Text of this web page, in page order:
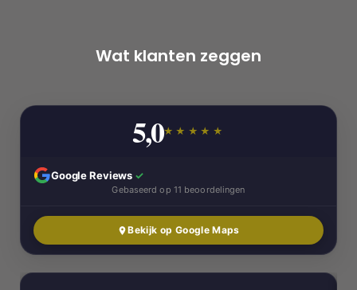
Wat klanten zeggen
5,0★★★★★
Google Reviews ✓
Gebaseerd op 11 beoordelingen
Bekijk op Google Maps